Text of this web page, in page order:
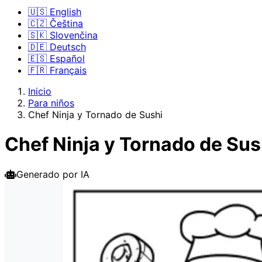
🇺🇸 English
🇨🇿 Čeština
🇸🇰 Slovenčina
🇩🇪 Deutsch
🇪🇸 Español
🇫🇷 Français
Inicio
Para niños
Chef Ninja y Tornado de Sushi
Chef Ninja y Tornado de
Generado por IA